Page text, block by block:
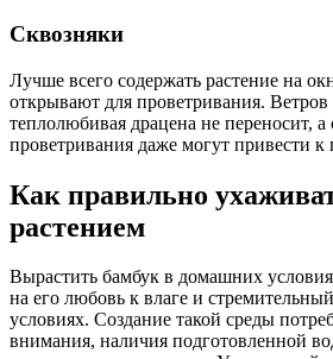
Сквозняки
Лучше всего содержать растение на
открывают для проветривания. Ветров
теплолюбивая драцена не переносит,
проветривания даже могут привести к
Как правильно
растением
Вырастить бамбук в домашних
на его любовь к влаге и
условиях. Создание такой среды
внимания, наличия подготовленной